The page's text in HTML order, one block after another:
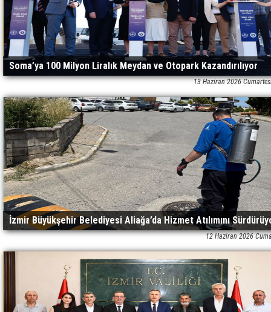
Soma’ya 100 Milyon Liralık Meydan ve Otopark Kazandırılıyor
13 Haziran 2026
İzmir Büyükşehir Belediyesi Aliağa’da Hizmet Atılımını
12 Haziran 2026